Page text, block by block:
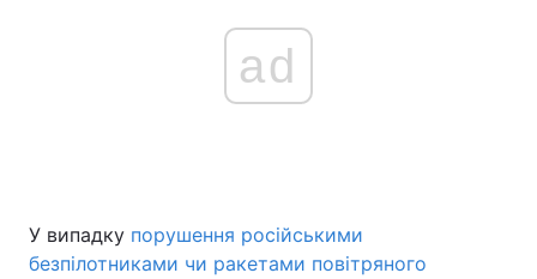
ad
У випадку порушення російськими
безпілотниками чи ракетами повітряного